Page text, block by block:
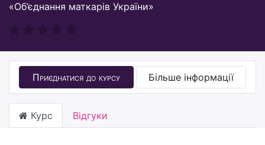
«Об’єднання маткарів України»
Приєднатися до курсу Більше інформації
Курс Відгуки